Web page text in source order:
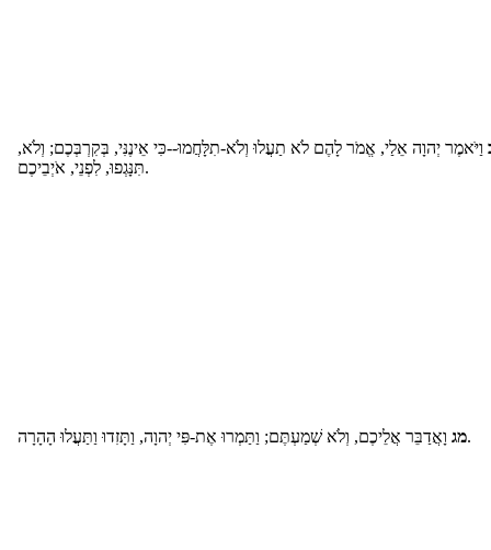
וַיֹּאמֶר יְהוָה אֵלַי, אֱמֹר לָהֶם לֹא תַעֲלוּ וְלֹא-תִלָּחֲמוּ--כִּי אֵינֶנִּי, בְּקִרְבְּכֶם; וְלֹא,
תִּנָּגְפוּ, לִפְנֵי, אֹיְבֵיכֶם.
מגוָאֲדַבֵּר אֲלֵיכֶם, וְלֹא שְׁמַעְתֶּם; וַתַּמְרוּ אֶת-פִּי יְהוָה, וַתָּזִדוּ וַתַּעֲלוּ הָהָרָה.